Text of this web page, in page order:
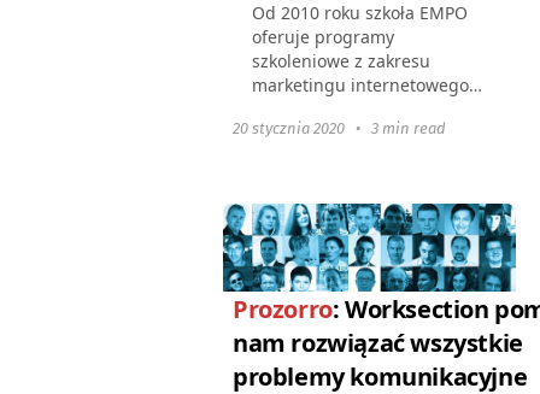
Od 2010 roku szkoła EMPO
oferuje programy
szkoleniowe z zakresu
marketingu internetowego
naszych działaniach
niezbędnych elementów...
20 stycznia 2020 • 3 min read
Prozorro: Worksection
nam rozwiązać wszystkie
problemy komunikacyjne